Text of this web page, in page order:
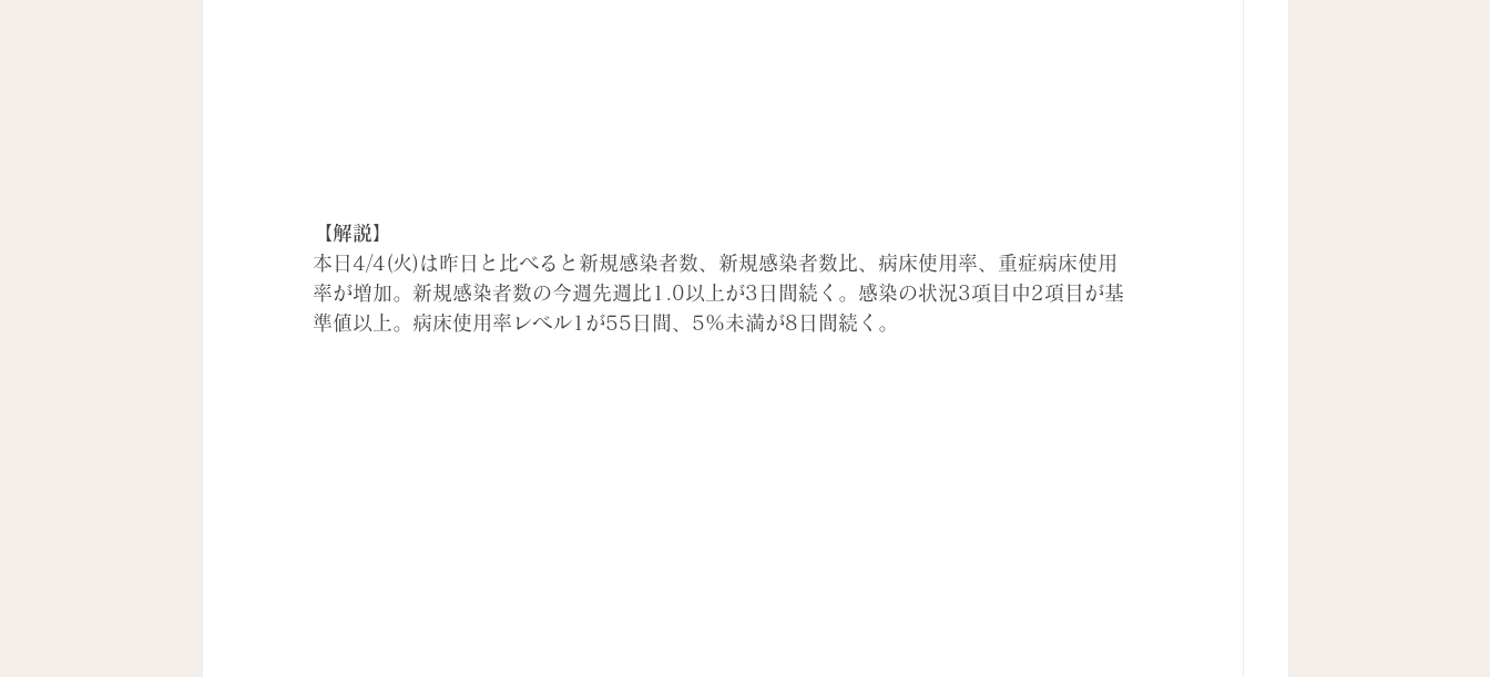
【解説】
本日4/4(火)は昨日と比べると新規感染者数、新規感染者数比、病床使用率、重症病床使用
率が増加。新規感染者数の今週先週比1.0以上が3日間続く。感染の状況3項目中2項目が基
準値以上。病床使用率レベル1が55日間、5%未満が8日間続く。